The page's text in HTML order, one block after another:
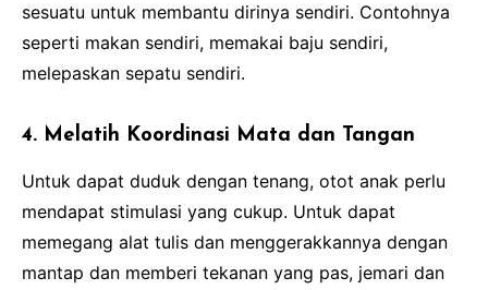
sesuatu untuk membantu dirinya sendiri. Contohnya
seperti makan sendiri, memakai baju sendiri,
melepaskan sepatu sendiri.
4. Melatih Koordinasi Mata dan Tangan
Untuk dapat duduk dengan tenang, otot anak perlu
mendapat stimulasi yang cukup. Untuk dapat
memegang alat tulis dan menggerakkannya dengan
mantap dan memberi tekanan yang pas, jemari dan